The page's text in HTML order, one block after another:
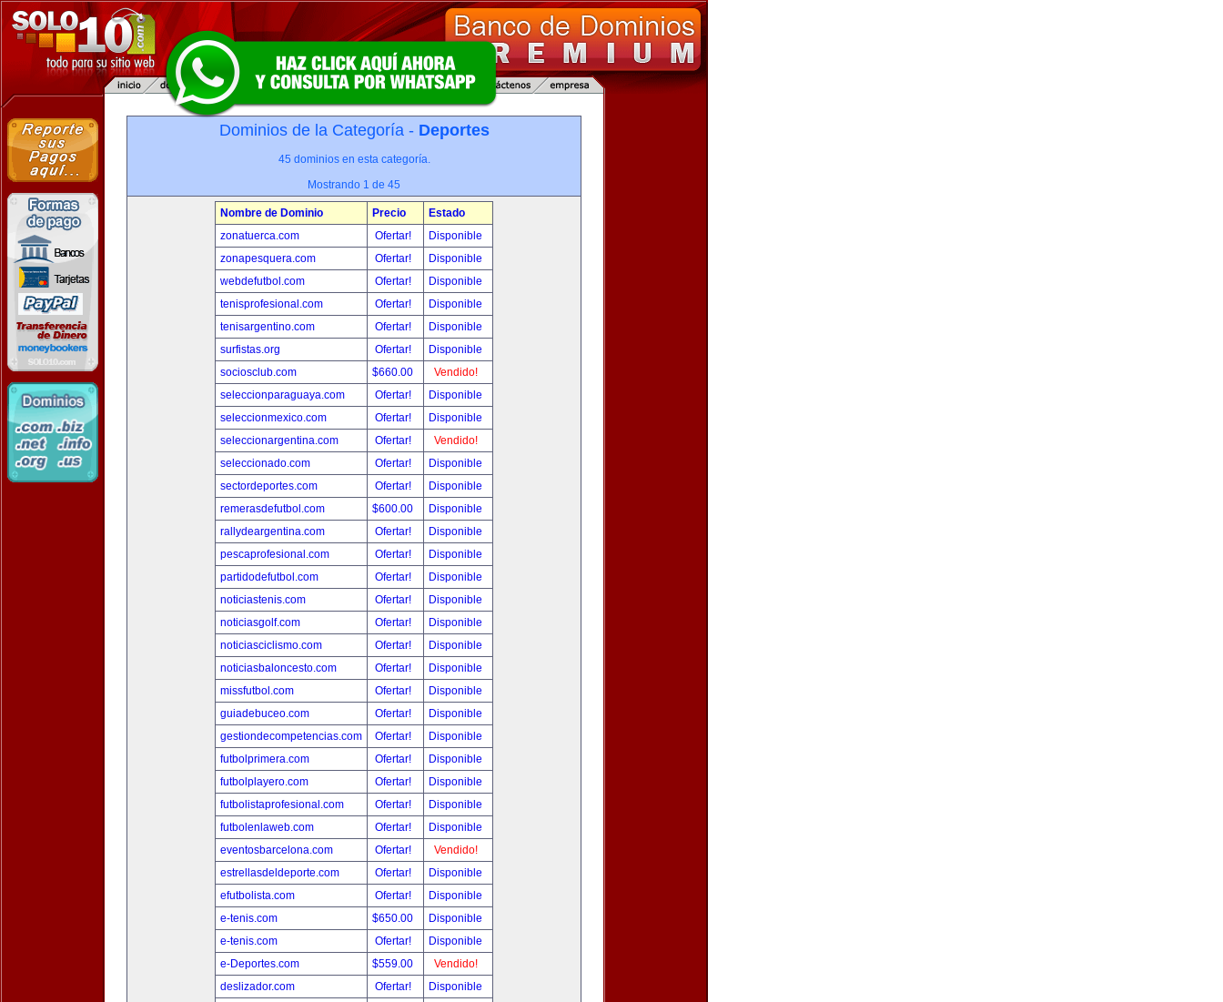
Dominios de la Categoría - Deportes
45 dominios en esta categoría.
Mostrando 1 de 45
Nombre de Dominio Precio
Estado
zonatuerca.com
Ofertar!
Disponible
zonapesquera.com
Ofertar!
Disponible
webdefutbol.com
Ofertar!
Disponible
tenisprofesional.com
Ofertar!
Disponible
tenisargentino.com
Ofertar!
Disponible
surfistas.org
Ofertar!
Disponible
sociosclub.com
$660.00
Vendido!
seleccionparaguaya.com
Ofertar!
Disponible
seleccionmexico.com
Ofertar!
Disponible
seleccionargentina.com
Ofertar!
Vendido!
seleccionado.com
Ofertar!
Disponible
sectordeportes.com
Ofertar!
Disponible
remerasdefutbol.com
$600.00
Disponible
rallydeargentina.com
Ofertar!
Disponible
pescaprofesional.com
Ofertar!
Disponible
partidodefutbol.com
Ofertar!
Disponible
noticiastenis.com
Ofertar!
Disponible
noticiasgolf.com
Ofertar!
Disponible
noticiasciclismo.com
Ofertar!
Disponible
noticiasbaloncesto.com
Ofertar!
Disponible
missfutbol.com
Ofertar!
Disponible
guiadebuceo.com
Ofertar!
Disponible
gestiondecompetencias.com
Ofertar!
Disponible
futbolprimera.com
Ofertar!
Disponible
futbolplayero.com
Ofertar!
Disponible
futbolistaprofesional.com
Ofertar!
Disponible
futbolenlaweb.com
Ofertar!
Disponible
eventosbarcelona.com
Ofertar!
Vendido!
estrellasdeldeporte.com
Ofertar!
Disponible
efutbolista.com
Ofertar!
Disponible
e-tenis.com
$650.00
Disponible
e-tenis.com
Ofertar!
Disponible
e-Deportes.com
$559.00
Vendido!
deslizador.com
Ofertar!
Disponible